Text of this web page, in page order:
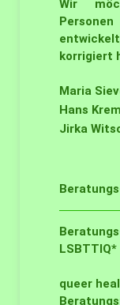
Wir
korrigiert
Maria
Hans
Jirka
queer